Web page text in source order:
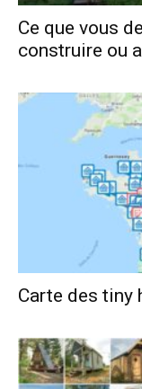
Ce que vous
construire ou
Carte des tiny